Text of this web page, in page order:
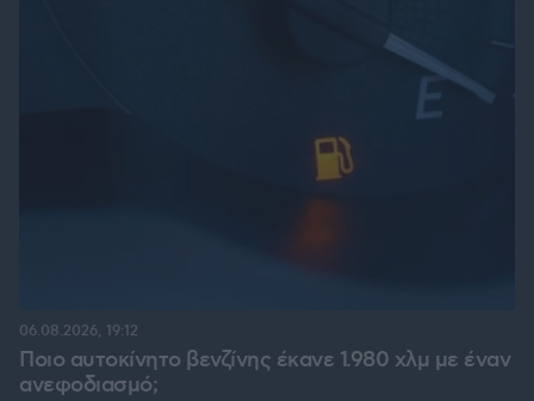
Ποιο αυτοκίνητο βενζίνης έκανε 1.980 χλμ με έναν
ανεφοδιασμό;
06.08.2026, 19:12